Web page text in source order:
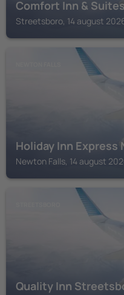
Comfort Inn &
Streetsboro, 14 august
Holiday Inn Express
Newton Falls, 14 august
Quality Inn